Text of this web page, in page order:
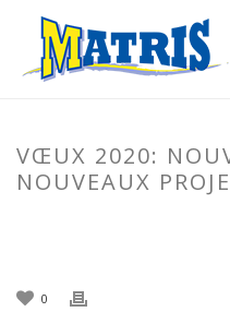
VŒUX 2020:
NOUVEAUX
0